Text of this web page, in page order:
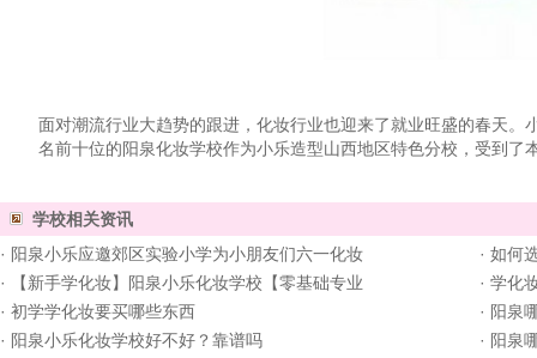
面对潮流行业大趋势的跟进，化妆行业也迎来了就业旺盛的春天
名前十位的阳泉化妆学校作为小乐造型山西地区特色分校，受到
学校相关资讯
· 阳泉小乐应邀郊区实验小学为小朋友们六一化妆 · 如何
·
【新手学化妆】阳泉小乐化妆学校【零基础专业 · 学化
· 初学学化妆要买哪些东西 · 阳泉
· 阳泉小乐化妆学校好不好？靠谱吗 · 阳泉